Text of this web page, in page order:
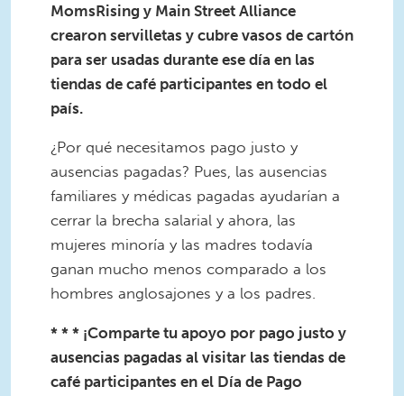
MomsRising y Main Street Alliance
crearon servilletas y cubre vasos de cartón
para ser usadas durante ese día en las
tiendas de café participantes en todo el
país.
¿Por qué necesitamos pago justo y
ausencias pagadas? Pues, las ausencias
familiares y médicas pagadas ayudarían a
cerrar la brecha salarial y ahora, las
mujeres minoría y las madres todavía
ganan mucho menos comparado a los
hombres anglosajones y a los padres.
* * * ¡Comparte tu apoyo por pago justo y
ausencias pagadas al visitar las tiendas de
café participantes en el Día de Pago